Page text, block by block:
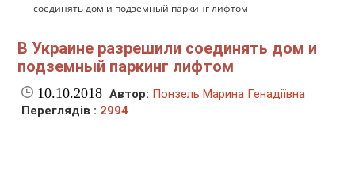
соединять дом и подземный паркинг лифтом
В Украине разрешили соединять дом и
подземный паркинг лифтом
10.10.2018 Автор: Понзель Марина Генадіївна
Переглядів : 2994